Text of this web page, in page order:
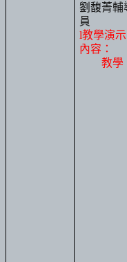
劉馥菁輔
員
l教學演示
內容：
教學